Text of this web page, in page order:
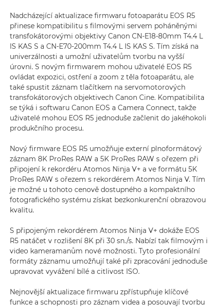
Nadcházející aktualizace firmwaru fotoaparátu EOS R5
přinese kompatibilitu s filmovými servem poháněnými
transfokátorovými objektivy Canon CN-E18-80mm T4.4 L
IS KAS S a CN-E70-200mm T4.4 L IS KAS S. Tím získá na
univerzálnosti a umožní uživatelům tvorbu na vyšší
úrovni. S novým firmwarem mohou uživatelé EOS R5
ovládat expozici, ostření a zoom z těla fotoaparátu, ale
také spustit záznam tlačítkem na servomotorových
transfokátorových objektivech Canon Cine. Kompatibilita
se týká i softwaru Canon EOS a Camera Connect, takže
uživatelé mohou EOS R5 jednoduše začlenit do jakéhokoli
produkčního procesu.
Nový firmware EOS R5 umožňuje externí plnoformátový
záznam 8K ProRes RAW a 5K ProRes RAW s ořezem při
připojení k rekordéru Atomos Ninja V+ a ve formátu 5K
ProRes RAW s ořezem s rekordérem Atomos Ninja V. Tím
je možné u tohoto cenově dostupného a kompaktního
fotografického systému získat bezkonkurenční obrazovou
kvalitu.
S připojeným rekordérem Atomos Ninja V+ dokáže EOS
R5 natáčet v rozlišení 8K při 30 sn./s. Nabízí tak filmovým i
video kameramanům nové možnosti. Tyto profesionální
formáty záznamu umožňují také při zpracování jednoduše
upravovat vyvážení bílé a citlivost ISO.
Nejnovější aktualizace firmwaru zpřístupňuje klíčové
funkce a schopnosti pro záznam videa a posouvají tvorbu